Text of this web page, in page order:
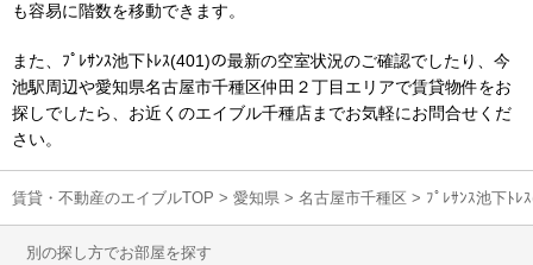
も容易に階数を移動できます。
また、ﾌﾟﾚｻﾝｽ池下ﾄﾚｽ(401)の最新の空室状況のご確認でしたり、今
池駅周辺や愛知県名古屋市千種区仲田２丁目エリアで賃貸物件をお
探しでしたら、お近くのエイブル千種店までお気軽にお問合せくだ
さい。
賃貸・不動産のエイブルTOP > 愛知県 > 名古屋市千種区 > ﾌﾟﾚｻﾝｽ池下ﾄﾚ
別の探し方でお部屋を探す